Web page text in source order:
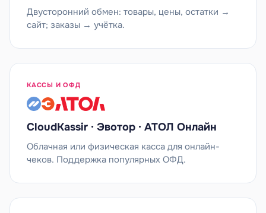
Двусторонний обмен: товары, цены, остатки →
сайт; заказы → учётка.
КАССЫ И ОФД
CloudKassir · Эвотор · АТОЛ Онлайн
Облачная или физическая касса для онлайн-
чеков. Поддержка популярных ОФД.